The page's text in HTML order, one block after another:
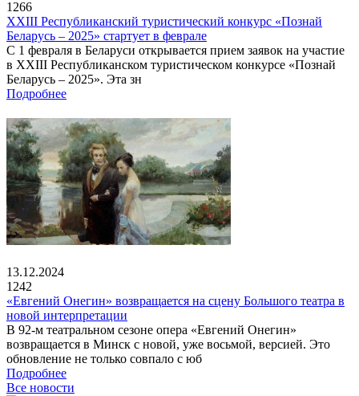
1266
XXIII Республиканский туристический конкурс «Познай
Беларусь – 2025» стартует в феврале
С 1 февраля в Беларуси открывается прием заявок на участие
в XXIII Республиканском туристическом конкурсе «Познай
Беларусь – 2025». Эта зн
Подробнее
13.12.2024
1242
«Евгений Онегин» возвращается на сцену Большого театра в
новой интерпретации
В 92-м театральном сезоне опера «Евгений Онегин»
возвращается в Минск с новой, уже восьмой, версией. Это
обновление не только совпало с юб
Подробнее
Все новости